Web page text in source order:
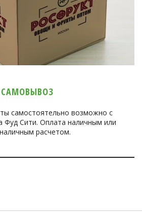
САМОВЫВОЗ
самостоятельно возможно с
Фуд Сити. Оплата наличным или
расчетом.